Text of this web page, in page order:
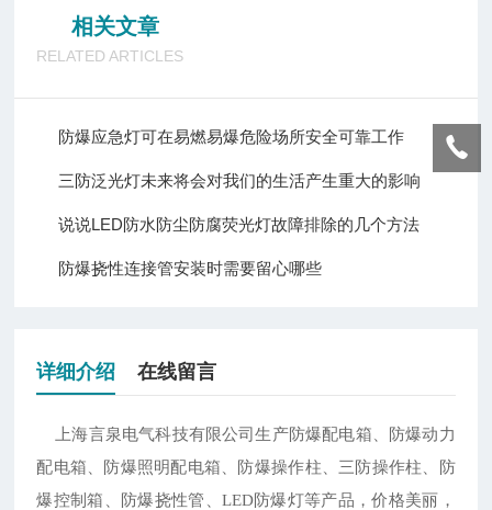
相关文章
RELATED ARTICLES
防爆应急灯可在易燃易爆危险场所安全可靠工作
三防泛光灯未来将会对我们的生活产生重大的影响
说说LED防水防尘防腐荧光灯故障排除的几个方法
防爆挠性连接管安装时需要留心哪些
详细介绍 在线留言
上海言泉电气科技有限公司生产防爆配电箱、防爆动力
配电箱、防爆照明配电箱、防爆操作柱、三防操作柱、防
爆控制箱、防爆挠性管、 LED防爆灯等产品，价格美丽，